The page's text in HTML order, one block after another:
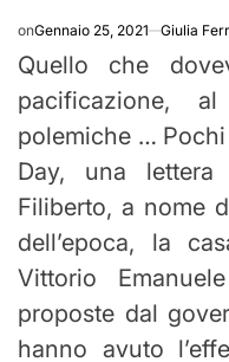
onGennaio 25, 2021 Giulia
Quello che
pacificazione,
polemiche …
Day, una
Filiberto, a nome
dell’epoca, la
Vittorio
proposte dal
hanno avuto